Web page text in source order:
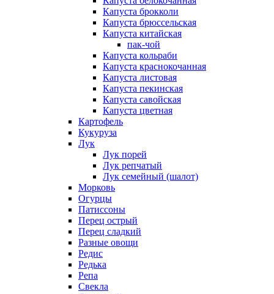
Капуста брокколи
Капуста брюссельская
Капуста китайская
пак-чой
Капуста кольраби
Капуста краснокочанная
Капуста листовая
Капуста пекинская
Капуста савойская
Капуста цветная
Картофель
Кукуруза
Лук
Лук порей
Лук репчатый
Лук семейный (шалот)
Морковь
Огурцы
Патиссоны
Перец острый
Перец сладкий
Разные овощи
Редис
Редька
Репа
Свекла